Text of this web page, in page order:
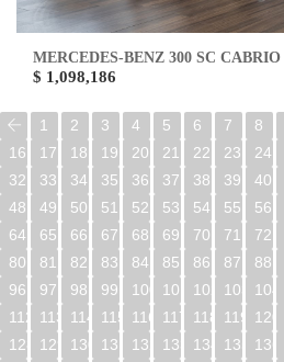
MERCEDES-BENZ 300 SC CABRIO
$ 1,098,186
1 2 3 4 5 6 7 8
16
17 18 19 20 21 22 23 24
32
33 34 35 36 37 38 39 40
48
49 50 51 52 53 54 55 56
64
65 66 67 68 69 70 71 72
80
81 82 83 84 85 86 87 88
96
97 98 99 100 101 102 103 104
112
113 114 115 116 117 118 119 120
128
129 130 131 132 133 134 135 136